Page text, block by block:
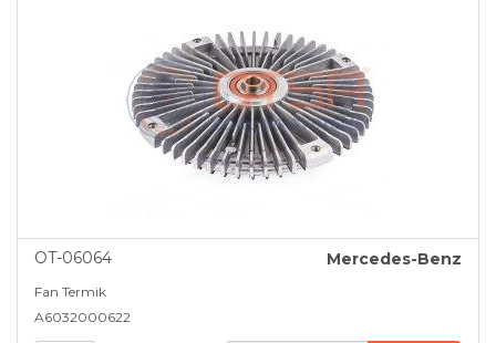
OT-06064 Mercedes-Benz
Fan Termik
A6032000622